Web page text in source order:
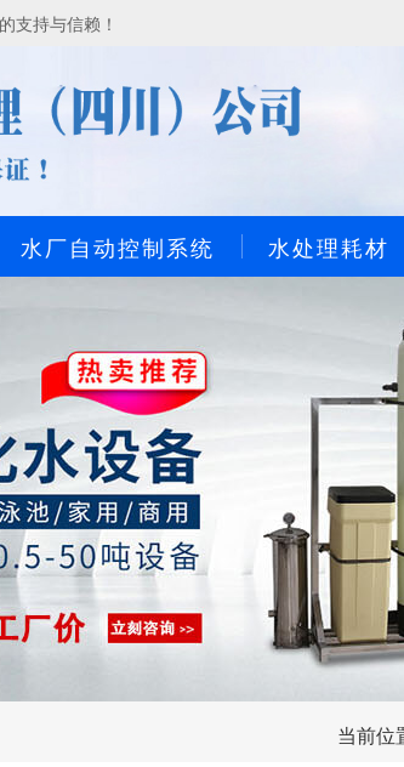
支持与信赖！
水厂自动控制系统 水处理耗材
当前位